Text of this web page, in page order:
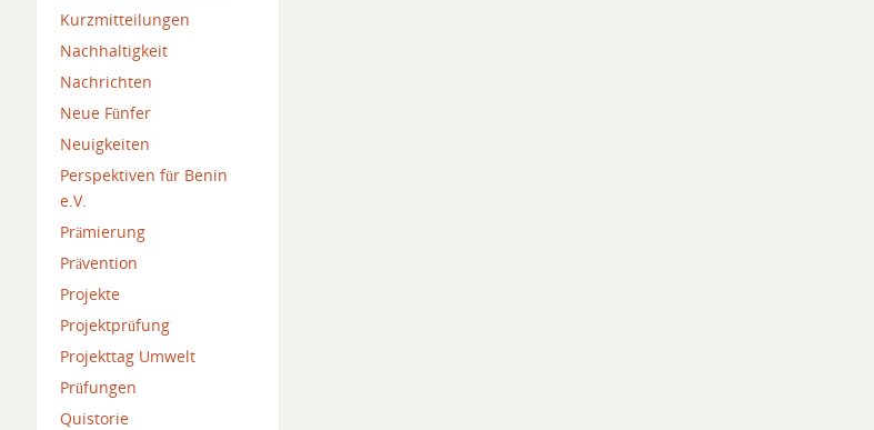
Kurzmitteilungen
Nachhaltigkeit
Nachrichten
Neue Fünfer
Neuigkeiten
Perspektiven für Benin
e.V.
Prämierung
Prävention
Projekte
Projektprüfung
Projekttag Umwelt
Prüfungen
Quistorie